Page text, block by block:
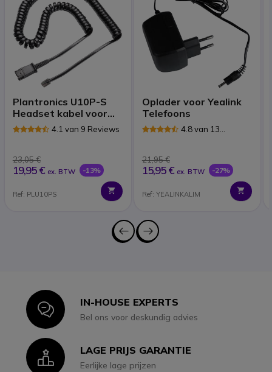
Plantronics U10P-S
Headset kabel voor
Panasonic4.1 van 9 Reviews
23,05 €
19,95 € ex. BTW -13%
Ref: PLU10PS
Oplader voor Yealink
Telefoons
4.8 van 13
21,95 €
15,95 € ex. BTW -27%
Ref: YEALINKALIM
IconIN-HOUSE EXPERTS
Bel ons voor deskundig advies
IconLAGE PRIJS GARANTIE
Eerlijke lage prijzen